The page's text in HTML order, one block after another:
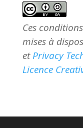
Ces
mises à
etPrivacy
Licence